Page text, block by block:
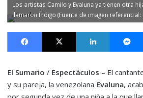
Los artistas Camilo y Evaluna ya tienen otra
llamaron Índigo (Fuente de imagen referencial:
Facebook X LinkedIn
El Sumario / Espectáculos – El
y su pareja, la venezolana Evaluna,